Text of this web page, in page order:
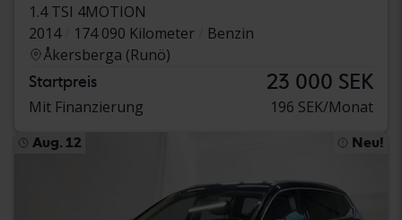
1.4 TSI 4MOTION
2014
174 090 Kilometer
Benzin
Åkersberga (Runö)
Startpreis 23 000 SEK
Mit Finanzierung 196 SEK/Monat
Aug. 12 Neu!